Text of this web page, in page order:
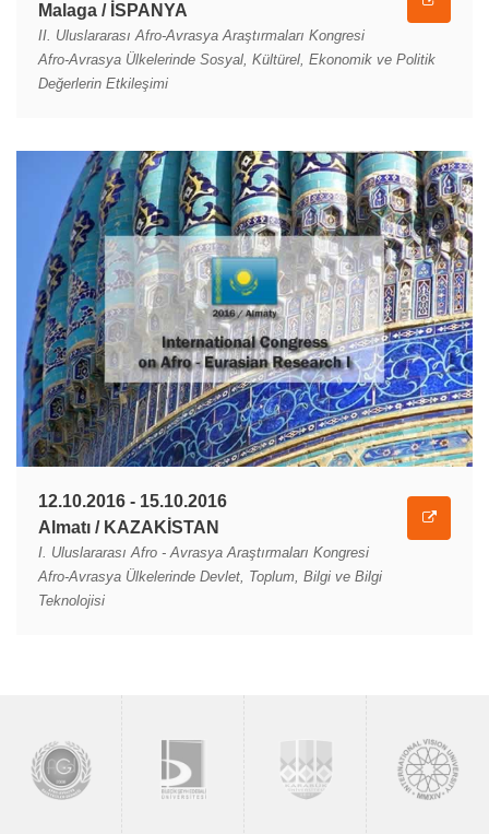
Malaga / İSPANYA
II. Uluslararası Afro-Avrasya Araştırmaları Kongresi
Afro-Avrasya Ülkelerinde Sosyal, Kültürel, Ekonomik ve Politik
Değerlerin Etkileşimi
12.10.2016 - 15.10.2016
Almatı / KAZAKİSTAN
I. Uluslararası Afro - Avrasya Araştırmaları Kongresi
Afro-Avrasya Ülkelerinde Devlet, Toplum, Bilgi ve Bilgi
Teknolojisi